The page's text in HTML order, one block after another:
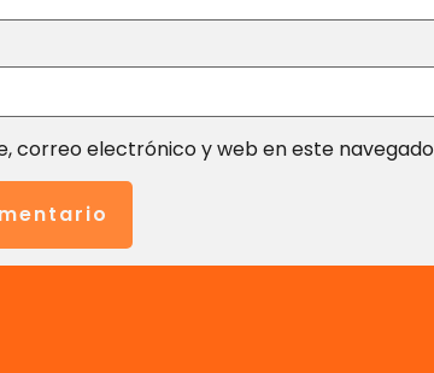
correo electrónico y web en este